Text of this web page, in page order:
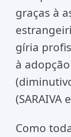
graças à
gíria
à
(SARAIVA
Como